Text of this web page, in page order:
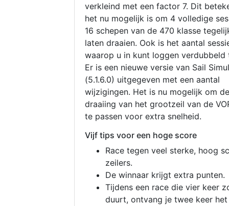
verkleind met een factor 7. Dit
het nu mogelijk is om 4 volledige
16 schepen van de 470 klasse
laten draaien. Ook is het aantal
waarop u in kunt loggen verdubbeld
Er is een nieuwe versie van Sail
(5.1.6.0) uitgegeven met een aantal
wijzigingen. Het is nu mogelijk om de
draaiing van het grootzeil van de
te passen voor extra snelheid.
Vijf tips voor een hoge score
Race tegen veel sterke, hoog
zeilers.
De winnaar krijgt extra punten.
Tijdens een race die vier keer
duurt, ontvang je twee keer